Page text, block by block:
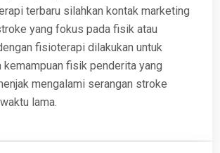
terbaru silahkan kontak marketing
yang fokus pada fisik atau
fisioterapi dilakukan untuk
kemampuan fisik penderita yang
mengalami serangan stroke
lama.